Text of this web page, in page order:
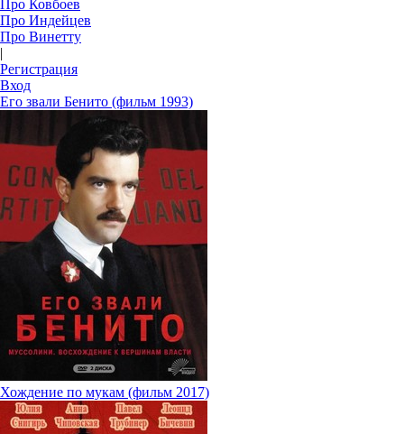
Про Ковбоев
Про Индейцев
Про Винетту
|
Регистрация
Вход
Его звали Бенито (фильм 1993)
Хождение по мукам (фильм 2017)